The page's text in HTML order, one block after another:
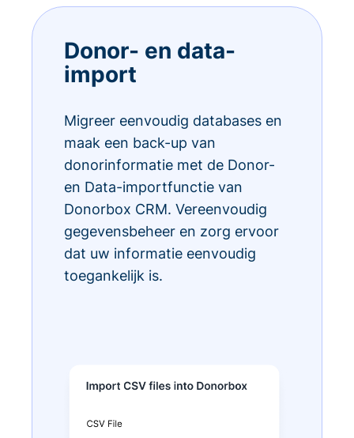
Donor- en data-
import
Migreer eenvoudig databases en
maak een back-up van
donorinformatie met de Donor-
en Data-importfunctie van
Donorbox CRM. Vereenvoudig
gegevensbeheer en zorg ervoor
dat uw informatie eenvoudig
toegankelijk is.